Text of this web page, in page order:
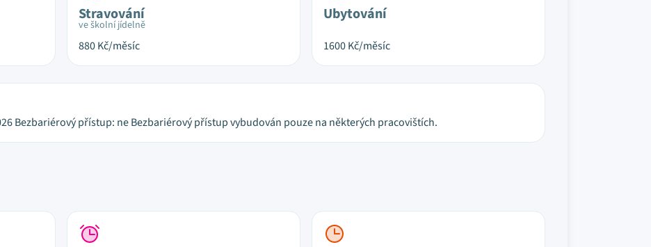
Stravování
ve školní jídelně
880Kč/měsíc
Ubytování
1600Kč/měsíc
Bezbariérový přístup: ne Bezbariérový přístup vybudován pouze na některých pracovištích.